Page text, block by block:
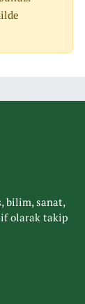
bilim, sanat,
olarak takip